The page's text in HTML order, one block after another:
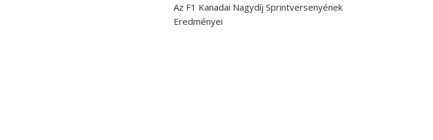
Az F1 Kanadai Nagydíj Sprintversenyének
Eredményei